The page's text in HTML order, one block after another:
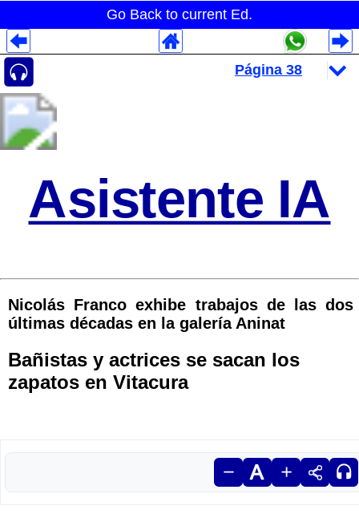
Go Back to current Ed.
Asistente IA
Nicolás Franco exhibe trabajos de las dos
últimas décadas en la galería Aninat
Bañistas y actrices se sacan los
zapatos en Vitacura
Despliegues Analytics
Despliegues Totales
Despliegues por Rubros